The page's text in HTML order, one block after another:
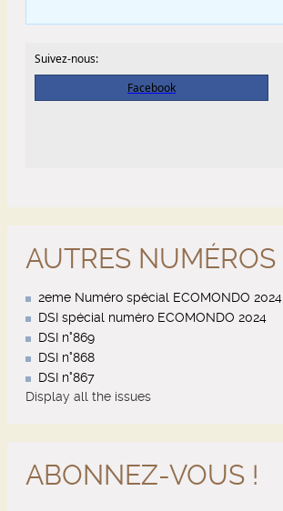
AUTRES NUMÉROS
2eme Numéro spécial ECOMONDO 2024
DSI spécial numéro ECOMONDO 2024
DSI n°869
DSI n°868
DSI n°867
Display all the issues
ABONNEZ-VOUS !